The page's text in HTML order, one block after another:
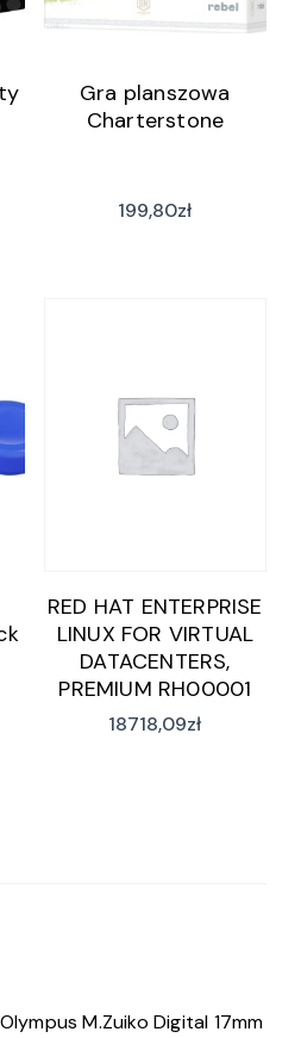
Gra planszowa
Charterstone
199,80zł
RED HAT ENTERPRISE
LINUX FOR VIRTUAL
DATACENTERS,
PREMIUM RH00001
18718,09zł
M.Zuiko Digital 17mm